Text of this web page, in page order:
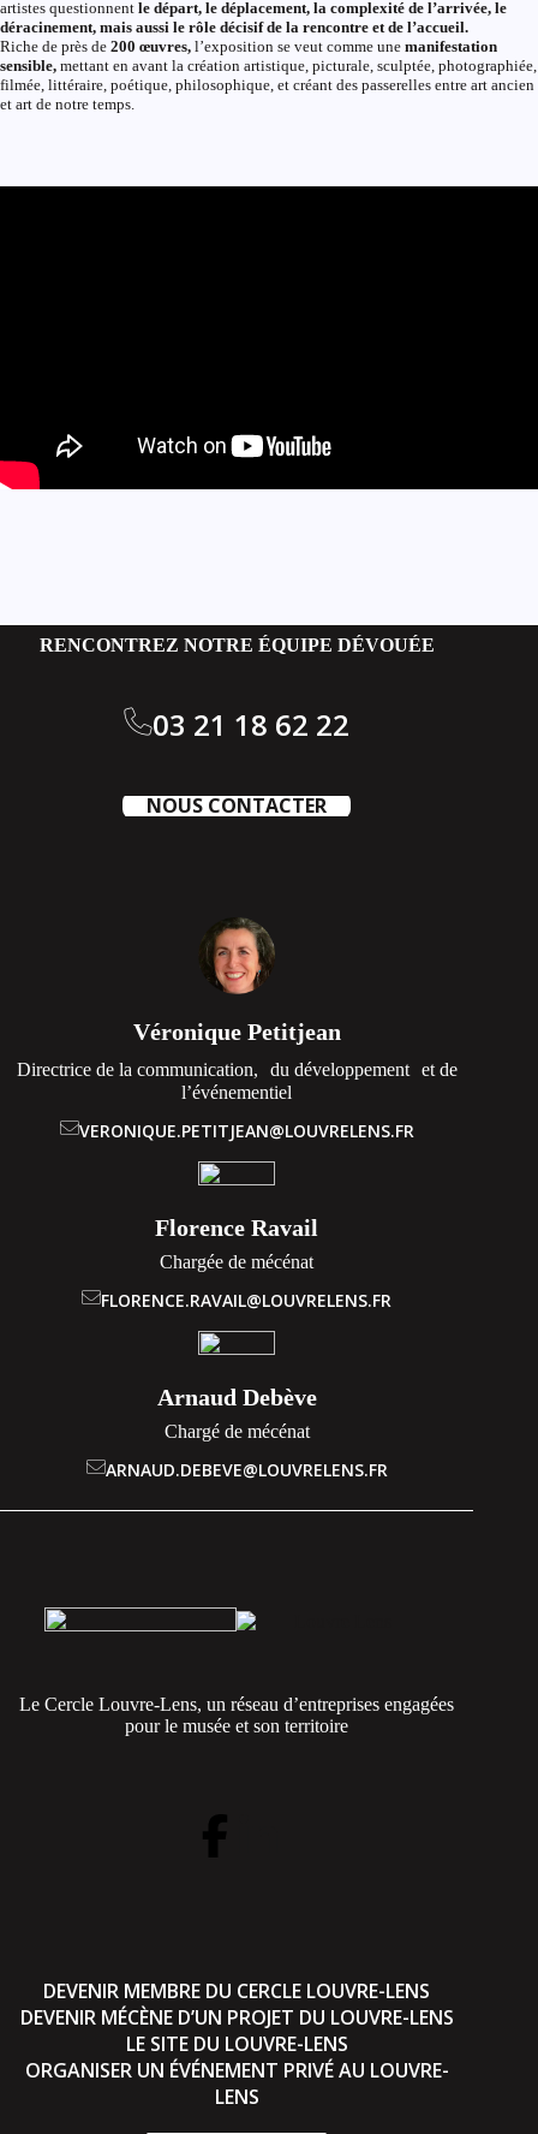
artistes questionnent le départ, le déplacement, la complexité de l’arrivée, le
déracinement, mais aussi le rôle décisif de la rencontre et de l’accueil.
Riche de près de 200 œuvres, l’exposition se veut comme une manifestation
sensible, mettant en avant la création artistique, picturale, sculptée, photographiée,
filmée, littéraire, poétique, philosophique, et créant des passerelles entre art ancien
et art de notre temps.
RENCONTREZ NOTRE ÉQUIPE DÉVOUÉE
03 21 18 62 22
NOUS CONTACTER
Véronique Petitjean
Directrice de la communication, du développement et de
l’événementiel
VERONIQUE.PETITJEAN@LOUVRELENS.FR
Florence Ravail
Chargée de mécénat
FLORENCE.RAVAIL@LOUVRELENS.FR
Arnaud Debève
Chargé de mécénat
ARNAUD.DEBEVE@LOUVRELENS.FR
Le Cercle Louvre-Lens, un réseau d’entreprises engagées
pour le musée et son territoire
DEVENIR MEMBRE DU CERCLE LOUVRE-LENS
DEVENIR MÉCÈNE D’UN PROJET DU LOUVRE-LENS
LE SITE DU LOUVRE-LENS
ORGANISER UN ÉVÉNEMENT PRIVÉ AU LOUVRE-
LENS